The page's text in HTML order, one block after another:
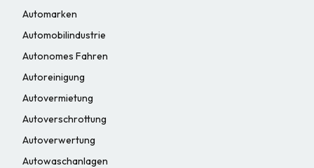
Automarken
Automobilindustrie
Autonomes Fahren
Autoreinigung
Autovermietung
Autoverschrottung
Autoverwertung
Autowaschanlagen